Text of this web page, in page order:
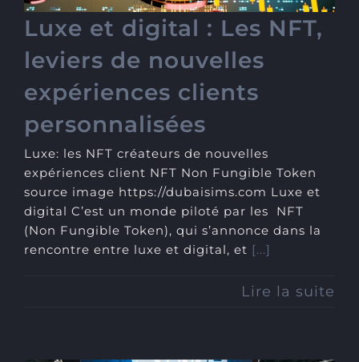
Luxe et digital : Les NFT,
leviers de nouvelles
expériences clients
personnalisées
Luxe: les NFT créateurs de nouvelles
expériences client NFT Non Fungible Token
source image https://dubaisims.com Luxe et
digital C’est un monde piloté par les NFT
(Non Fungible Token), qui s’annonce dans la
rencontre entre luxe et digital, et [...]
Lire la suite